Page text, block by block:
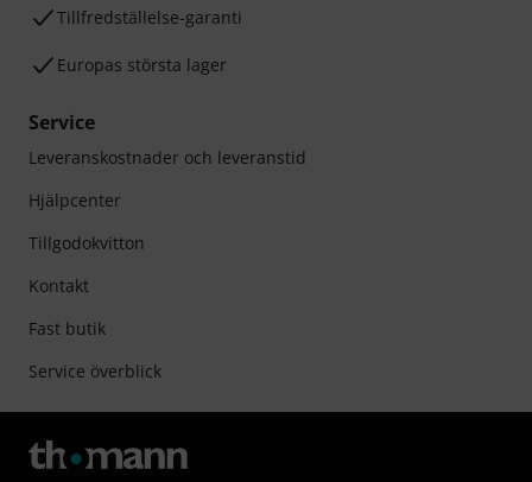
Tillfredställelse-garanti
Europas största lager
Service
Leveranskostnader och leveranstid
Hjälpcenter
Tillgodokvitton
Kontakt
Fast butik
Service överblick